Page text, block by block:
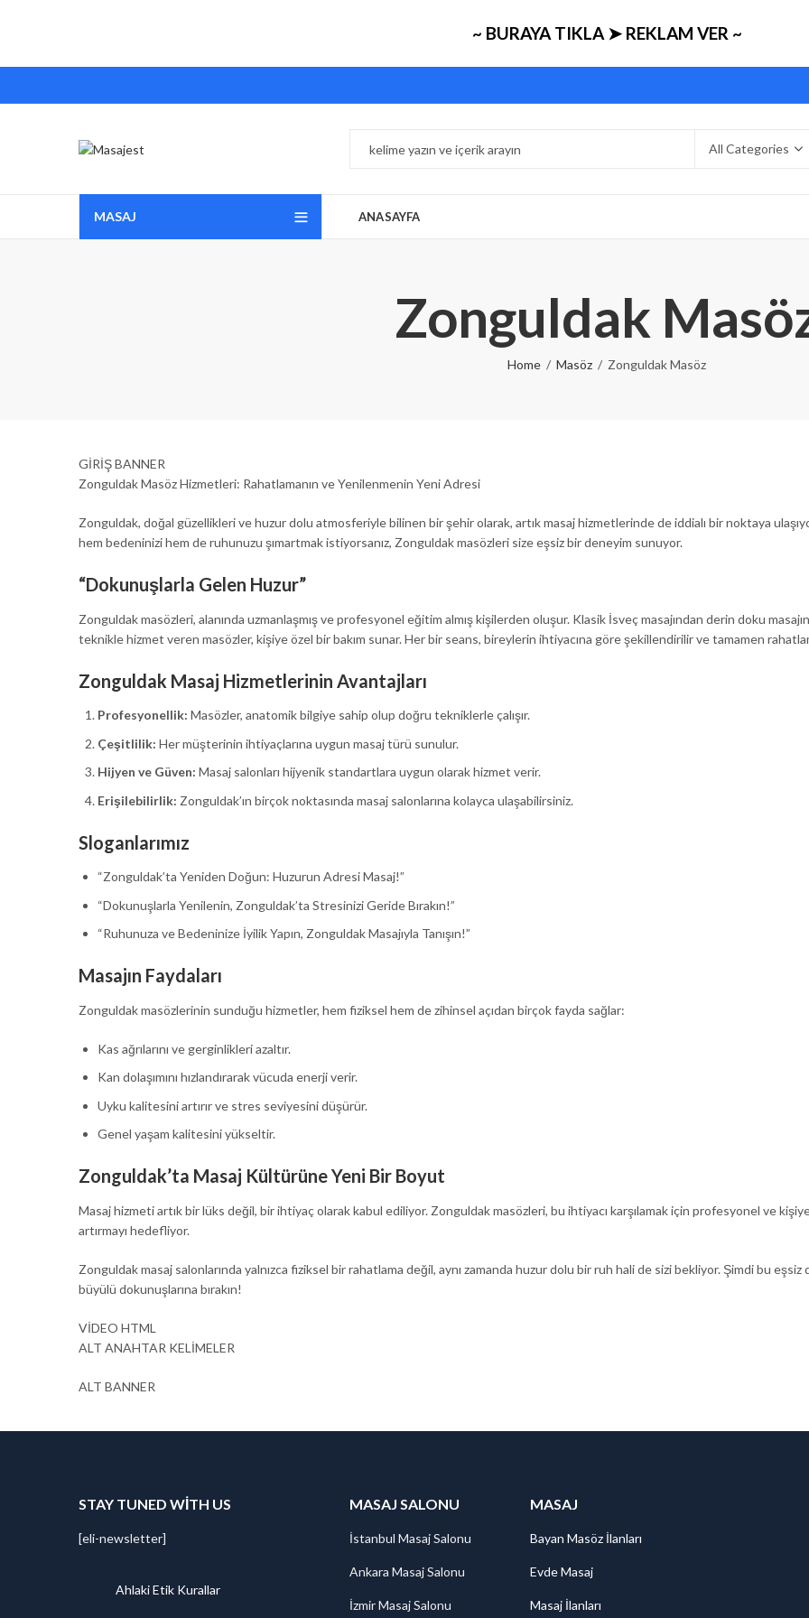
~ BURAYA TIKLA ➤ REKLAM VER ~
MASAJ ANASAYFA
Zonguldak
Home Masöz Zonguldak Masöz
GİRİŞ BANNER
Zonguldak Masöz Hizmetleri: Rahatlamanın ve Yenilenmenin Yeni Adresi
Zonguldak, doğal güzellikleri ve huzur dolu atmosferiyle bilinen bir şehir olarak, artık masaj hizmetlerinde de iddialı bir noktaya
hem bedeninizi hem de ruhunuzu şımartmak istiyorsanız, Zonguldak masözleri size eşsiz bir deneyim sunuyor.
“Dokunuşlarla Gelen Huzur”
Zonguldak masözleri, alanında uzmanlaşmış ve profesyonel eğitim almış kişilerden oluşur. Klasik İsveç masajından derin doku
teknikle hizmet veren masözler, kişiye özel bir bakım sunar. Her bir seans, bireylerin ihtiyacına göre şekillendirilir ve tamamen
Zonguldak Masaj Hizmetlerinin Avantajları
Profesyonellik: Masözler, anatomik bilgiye sahip olup doğru tekniklerle çalışır.
Çeşitlilik: Her müşterinin ihtiyaçlarına uygun masaj türü sunulur.
Hijyen ve Güven: Masaj salonları hijyenik standartlara uygun olarak hizmet verir.
Erişilebilirlik: Zonguldak’ın birçok noktasında masaj salonlarına kolayca ulaşabilirsiniz.
Sloganlarımız
“Zonguldak’ta Yeniden Doğun: Huzurun Adresi Masaj!”
“Dokunuşlarla Yenilenin, Zonguldak’ta Stresinizi Geride Bırakın!”
“Ruhunuza ve Bedeninize İyilik Yapın, Zonguldak Masajıyla Tanışın!”
Masajın Faydaları
Zonguldak masözlerinin sunduğu hizmetler, hem fiziksel hem de zihinsel açıdan birçok fayda sağlar:
Kas ağrılarını ve gerginlikleri azaltır.
Kan dolaşımını hızlandırarak vücuda enerji verir.
Uyku kalitesini artırır ve stres seviyesini düşürür.
Genel yaşam kalitesini yükseltir.
Zonguldak’ta Masaj Kültürüne Yeni Bir Boyut
Masaj hizmeti artık bir lüks değil, bir ihtiyaç olarak kabul ediliyor. Zonguldak masözleri, bu ihtiyacı karşılamak için profesyonel ve
artırmayı hedefliyor.
Zonguldak masaj salonlarında yalnızca fiziksel bir rahatlama değil, aynı zamanda huzur dolu bir ruh hali de sizi bekliyor. Şimdi bu
büyülü dokunuşlarına bırakın!
VİDEO HTML
ALT ANAHTAR KELİMELER
ALT BANNER
STAY TUNED WITH US
[eli-newsletter]
Ahlaki Etik Kurallar
MASAJ SALONU
İstanbul Masaj Salonu
Ankara Masaj Salonu
İzmir Masaj Salonu
MASAJ
Bayan Masöz İlanları
Evde Masaj
Masaj İlanları